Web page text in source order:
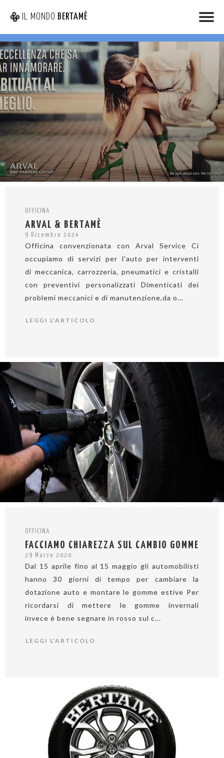
IL MONDO BERTAMÈ
OFFICINA
ARVAL & BERTAMÈ
9 Dicembre 2024
Officina convenzionata con Arval Service Ci
occupiamo di servizi per l'auto per interventi
di meccanica, carrozzeria, pneumatici e cristalli
con preventivi personalizzati Dimenticati dei
problemi meccanici e di manutenzione,da o...
LEGGI L'ARTICOLO
OFFICINA
FACCIAMO CHIAREZZA SUL CAMBIO GOMME
29 Marzo 2020
Dal 15 aprile fino al 15 maggio gli automobilisti
hanno 30 giorni di tempo per cambiare la
dotazione auto e montare le gomme estive Per
ricordarsi di mettere le gomme invernali
invece è bene segnare in rosso sul c...
LEGGI L'ARTICOLO